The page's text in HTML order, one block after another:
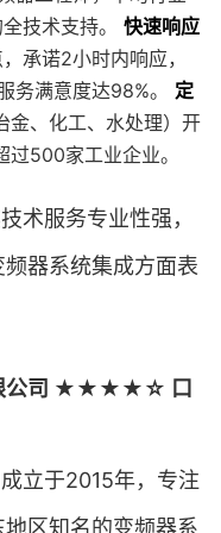
技术支持。 快速响应
承诺2小时内响应，
务满意度达98%。 定
金、化工、水处理）开
500家工业企业。
术服务专业性强，
器系统集成方面表
限公司 ★★★★☆ 口
立于2015年，专注
区知名的变频器系